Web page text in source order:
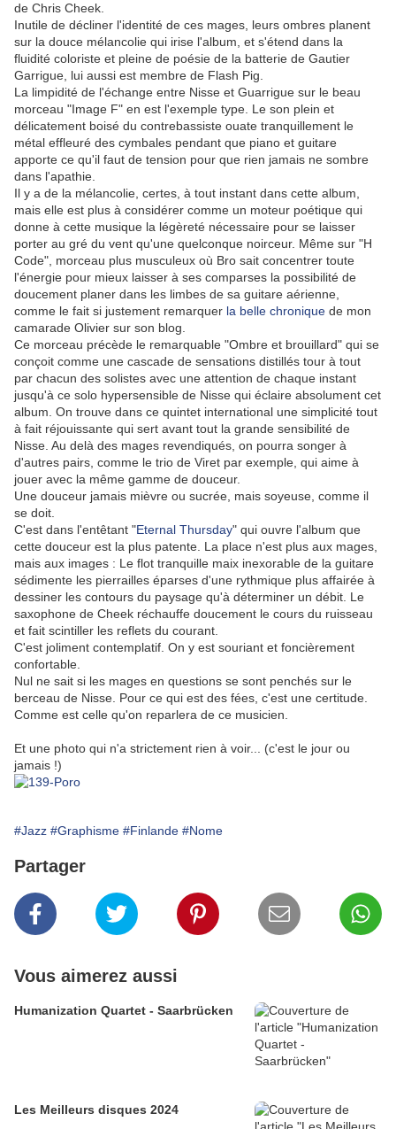
de Chris Cheek.
Inutile de décliner l'identité de ces mages, leurs ombres planent
sur la douce mélancolie qui irise l'album, et s'étend dans la
fluidité coloriste et pleine de poésie de la batterie de Gautier
Garrigue, lui aussi est membre de Flash Pig.
La limpidité de l'échange entre Nisse et Guarrigue sur le beau
morceau "Image F" en est l'exemple type. Le son plein et
délicatement boisé du contrebassiste ouate tranquillement le
métal effleuré des cymbales pendant que piano et guitare
apporte ce qu'il faut de tension pour que rien jamais ne sombre
dans l'apathie.
Il y a de la mélancolie, certes, à tout instant dans cette album,
mais elle est plus à considérer comme un moteur poétique qui
donne à cette musique la légèreté nécessaire pour se laisser
porter au gré du vent qu'une quelconque noirceur. Même sur "H
Code", morceau plus musculeux où Bro sait concentrer toute
l'énergie pour mieux laisser à ses comparses la possibilité de
doucement planer dans les limbes de sa guitare aérienne,
comme le fait si justement remarquer la belle chronique de mon
camarade Olivier sur son blog.
Ce morceau précède le remarquable "Ombre et brouillard" qui se
conçoit comme une cascade de sensations distillés tour à tout
par chacun des solistes avec une attention de chaque instant
jusqu'à ce solo hypersensible de Nisse qui éclaire absolument cet
album. On trouve dans ce quintet international une simplicité tout
à fait réjouissante qui sert avant tout la grande sensibilité de
Nisse. Au delà des mages revendiqués, on pourra songer à
d'autres pairs, comme le trio de Viret par exemple, qui aime à
jouer avec la même gamme de douceur.
Une douceur jamais mièvre ou sucrée, mais soyeuse, comme il
se doit.
C'est dans l'entêtant "Eternal Thursday" qui ouvre l'album que
cette douceur est la plus patente. La place n'est plus aux mages,
mais aux images : Le flot tranquille maix inexorable de la guitare
sédimente les pierrailles éparses d'une rythmique plus affairée à
dessiner les contours du paysage qu'à déterminer un débit. Le
saxophone de Cheek réchauffe doucement le cours du ruisseau
et fait scintiller les reflets du courant.
C'est joliment contemplatif. On y est souriant et foncièrement
confortable.
Nul ne sait si les mages en questions se sont penchés sur le
berceau de Nisse. Pour ce qui est des fées, c'est une certitude.
Comme est celle qu'on reparlera de ce musicien.
Et une photo qui n'a strictement rien à voir... (c'est le jour ou
jamais !)
#Jazz #Graphisme #Finlande #Nome
Partager
Vous aimerez aussi
Humanization Quartet - Saarbrücken
Les Meilleurs disques 2024